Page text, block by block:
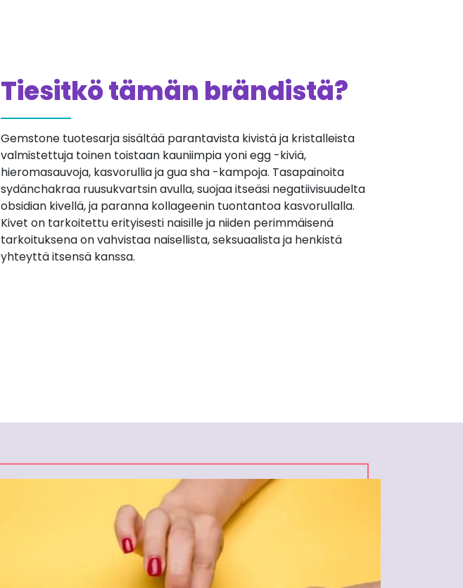
Tiesitkö tämän brändistä?
Gemstone tuotesarja sisältää parantavista kivistä ja kristalleista
valmistettuja toinen toistaan kauniimpia yoni egg -kiviä,
hieromasauvoja, kasvorullia ja gua sha -kampoja. Tasapainoita
sydänchakraa ruusukvartsin avulla, suojaa itseäsi negatiivisuudelta
obsidian kivellä, ja paranna kollageenin tuontantoa kasvorullalla.
Kivet on tarkoitettu erityisesti naisille ja niiden perimmäisenä
tarkoituksena on vahvistaa naisellista, seksuaalista ja henkistä
yhteyttä itsensä kanssa.